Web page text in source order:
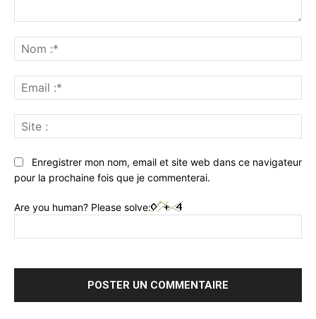
:*
:*
:
Enregistrer mon nom, email et site web dans ce navigateur
pour la prochaine fois que je commenterai.
Are you human? Please solve: